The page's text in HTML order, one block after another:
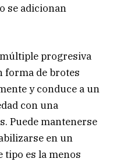
se adicionan
progresiva
forma de brotes
y conduce a un
con una
Puede mantenerse
en un
tipo es la menos